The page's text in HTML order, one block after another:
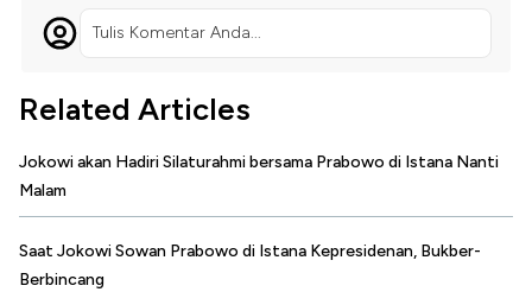
Tulis Komentar Anda...
Related Articles
Jokowi akan Hadiri Silaturahmi bersama Prabowo di Istana Nanti
Malam
Saat Jokowi Sowan Prabowo di Istana Kepresidenan, Bukber-
Berbincang